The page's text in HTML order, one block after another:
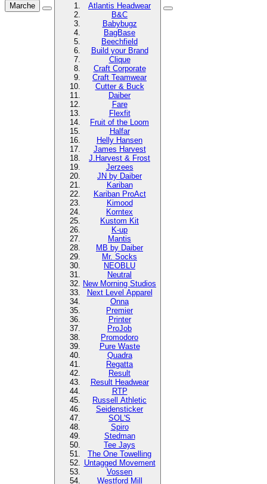
Marche
Atlantis Headwear
B&C
Babybugz
BagBase
Beechfield
Build your Brand
Clique
Craft Corporate
Craft Teamwear
Cutter & Buck
Daiber
Fare
Flexfit
Fruit of the Loom
Halfar
Helly Hansen
James Harvest
J.Harvest & Frost
Jerzees
JN by Daiber
Kariban
Kariban ProAct
Kimood
Korntex
Kustom Kit
K-up
Mantis
MB by Daiber
Mr. Socks
NEOBLU
Neutral
New Morning Studios
Next Level Apparel
Onna
Premier
Printer
ProJob
Promodoro
Pure Waste
Quadra
Regatta
Result
Result Headwear
RTP
Russell Athletic
Seidensticker
SOL'S
Spiro
Stedman
Tee Jays
The One Towelling
Untagged Movement
Vossen
Westford Mill